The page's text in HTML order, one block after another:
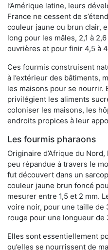
l’Amérique latine, leurs
France ne cessent de
couleur jaune ou brun clair,
long pour les mâles, 2,1 à
ouvrières et pour finir 4,5 à
Ces fourmis construisent
à l’extérieur des bâtiments,
les maisons pour se nourrir.
privilégient les aliments
coloniser les maisons, les
endroits propices à leur
Les fourmis pharaons
Originaire d’Afrique du
peu répandue à travers le
fut découvert dans un
couleur jaune brun foncé
mesurer entre 1,5 et 2 mm.
voire noir, pour une taille de
rouge pour une longueur de
Elles sont essentiellement
qu’elles se nourrissent de